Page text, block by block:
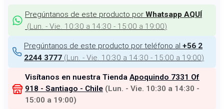
Pregúntanos de este producto por Whatsapp AQUÍ
(Lun. - Vie. 10:30 a 14:30 - 15:00 a 19:00)
Pregúntanos de este producto por teléfono al +56 2
2244 3777 (Lun. - Vie. 10:30 a 14:30 - 15:00 a 19:00)
Visítanos en nuestra Tienda Apoquindo 7331 Of
918 - Santiago - Chile (Lun. - Vie. 10:30 a 14:30 -
15:00 a 19:00)